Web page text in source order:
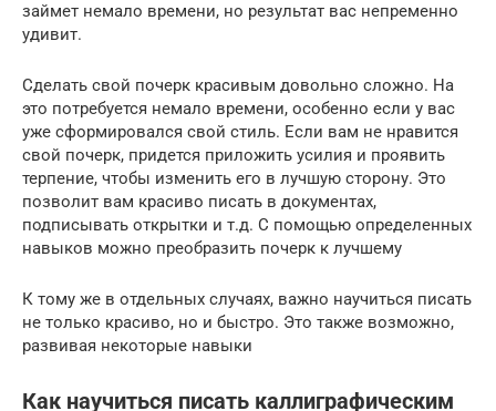
займет немало времени, но результат вас непременно
удивит.
Сделать свой почерк красивым довольно сложно. На
это потребуется немало времени, особенно если у вас
уже сформировался свой стиль. Если вам не нравится
свой почерк, придется приложить усилия и проявить
терпение, чтобы изменить его в лучшую сторону. Это
позволит вам красиво писать в документах,
подписывать открытки и т.д. С помощью определенных
навыков можно преобразить почерк к лучшему
К тому же в отдельных случаях, важно научиться писать
не только красиво, но и быстро. Это также возможно,
развивая некоторые навыки
Как научиться писать каллиграфическим